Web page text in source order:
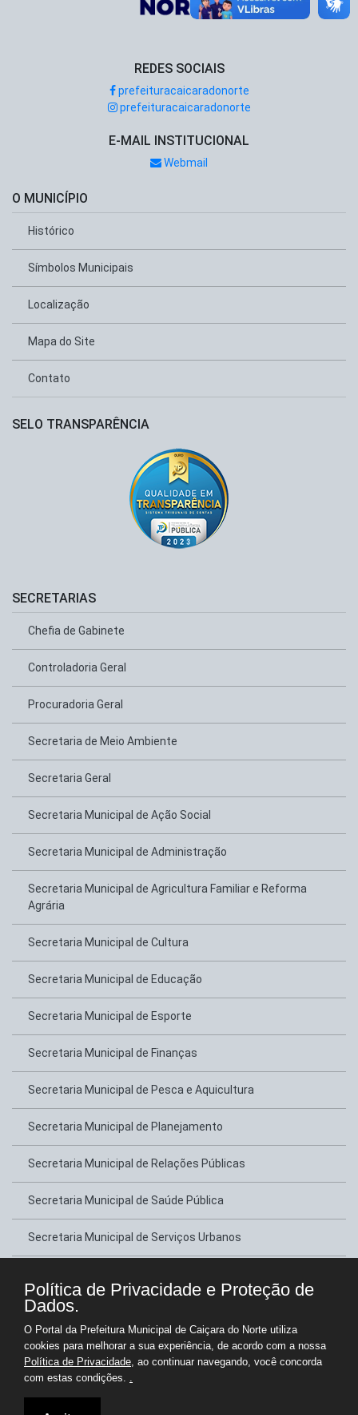
REDES SOCIAIS
prefeituracaicaradonorte
prefeituracaicaradonorte
E-MAIL INSTITUCIONAL
Webmail
O MUNICÍPIO
Histórico
Símbolos Municipais
Localização
Mapa do Site
Contato
SELO TRANSPARÊNCIA
SECRETARIAS
Chefia de Gabinete
Controladoria Geral
Procuradoria Geral
Secretaria de Meio Ambiente
Secretaria Geral
Secretaria Municipal de Ação Social
Secretaria Municipal de Administração
Secretaria Municipal de Agricultura Familiar e Reforma
Agrária
Secretaria Municipal de Cultura
Secretaria Municipal de Educação
Secretaria Municipal de Esporte
Secretaria Municipal de Finanças
Secretaria Municipal de Pesca e Aquicultura
Secretaria Municipal de Planejamento
Secretaria Municipal de Relações Públicas
Secretaria Municipal de Saúde Pública
Secretaria Municipal de Serviços Urbanos
Secretaria Municipal de Tributação
Secretaria Municipal de Turismo e Lazer
Política de Privacidade e Proteção de
Dados.
O Portal da Prefeitura Municipal de Caiçara do Norte utiliza
cookies para melhorar a sua experiência, de acordo com a nossa
Política de Privacidade, ao continuar navegando, você concorda
com estas condições. .